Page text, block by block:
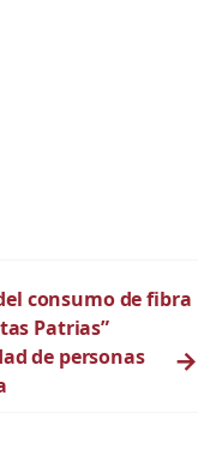
consumo de fibra
Patrias”
de personas
→